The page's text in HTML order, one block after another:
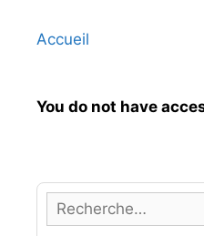
Accueil
You do not have
e